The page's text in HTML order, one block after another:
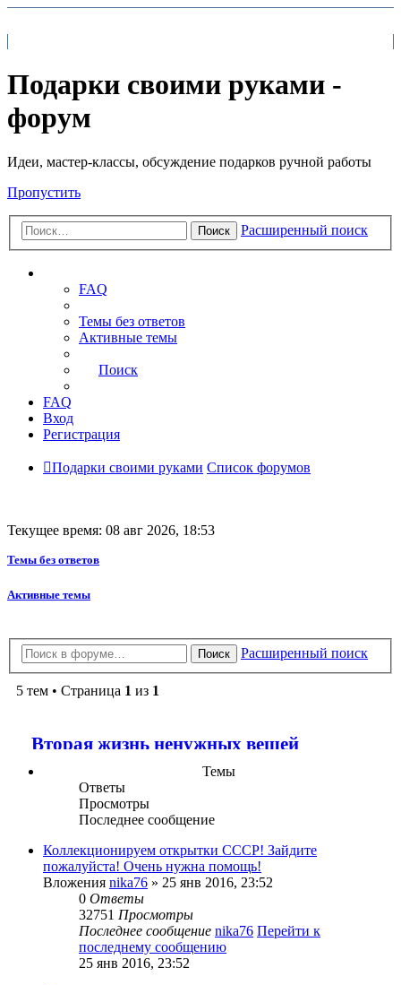
Подарки своими руками -
форум
Идеи, мастер-классы, обсуждение подарков ручной работы
Пропустить
Поиск Расширенный поиск
FAQ
Темы без ответов
Активные темы
Поиск
FAQ
Вход
Регистрация
Подарки своими руками Список форумов
Текущее время: 08 авг 2026, 18:53
Темы без ответов
Активные темы
Поиск Расширенный поиск
5 тем • Страница 1 из 1
Вторая жизнь ненужных вещей
Темы
Ответы
Просмотры
Последнее сообщение
Коллекционируем открытки СССР! Зайдите
пожалуйста! Очень нужна помощь!
Вложения nika76 » 25 янв 2016, 23:52
0 Ответы
32751 Просмотры
Последнее сообщение nika76 Перейти к
последнему сообщению
25 янв 2016, 23:52